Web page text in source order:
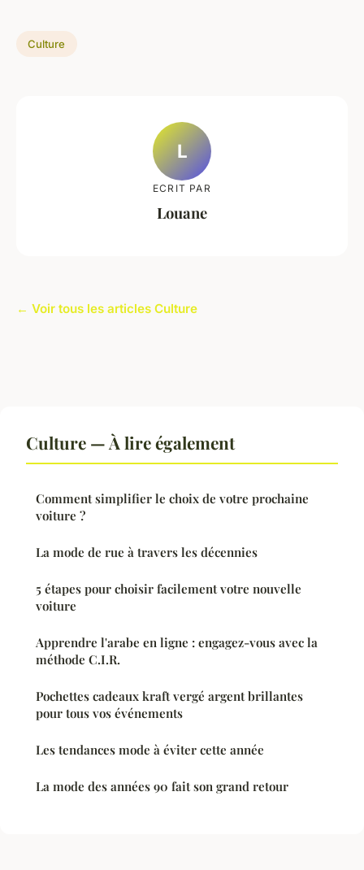
Culture
L
ECRIT PAR
Louane
← Voir tous les articles Culture
Culture — À lire également
Comment simplifier le choix de votre prochaine
voiture ?
La mode de rue à travers les décennies
5 étapes pour choisir facilement votre nouvelle
voiture
Apprendre l'arabe en ligne : engagez-vous avec la
méthode C.I.R.
Pochettes cadeaux kraft vergé argent brillantes
pour tous vos événements
Les tendances mode à éviter cette année
La mode des années 90 fait son grand retour